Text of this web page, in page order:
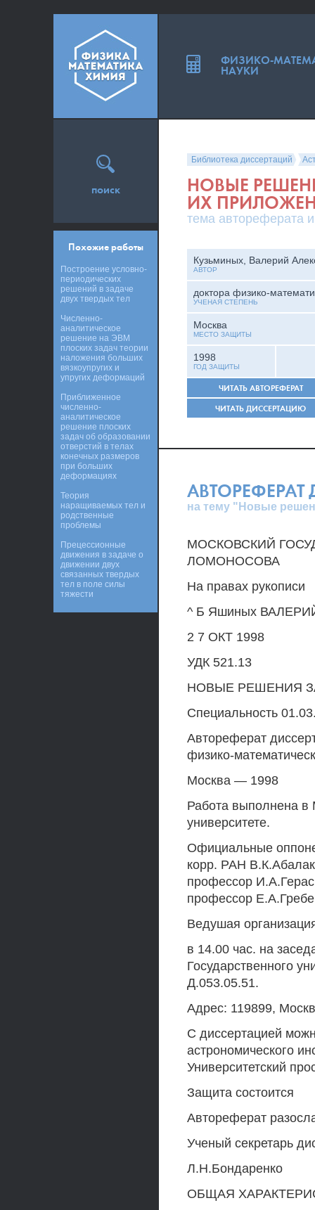
Библиотека диссертаций
НОВЫЕ
ИХ
тема автореферата
Кузьминых, Валерий
АВТОР
доктора физико-
УЧЕНАЯ СТЕПЕНЬ
Москва
МЕСТО ЗАЩИТЫ
1998
ГОД ЗАЩИТЫ
ЧИТАТЬ АВТОРЕФЕРАТ
ЧИТАТЬ ДИССЕРТАЦИЮ
АВТОРЕФЕРАТ
на тему "Новые
МОСКОВСКИЙ
ЛОМОНОСОВА
На правах рукописи
^ Б Яшиных
2 7 ОКТ 1998
УДК 521.13
НОВЫЕ РЕШЕНИЯ
Специальность
Автореферат
физико-
Москва — 1998
Работа выполнена в
университете.
Официальные
корр. РАН
профессор
профессор
Ведушая
в 14.00 час. на
Государственного
Д.053.05.51.
Адрес: 119899,
С диссертацией
астрономического
Университетский
Защита состоится
Автореферат
Ученый секретарь
Л.Н.Бондаренко
ОБЩАЯ
поиск
Похожие работы
Построение условно-
периодических
решений в задаче
двух твердых тел
Численно-
аналитическое
решение на ЭВМ
плоских задач теории
наложения больших
вязкоупругих и
упругих деформаций
Приближенное
численно-
аналитическое
решение плоских
задач об образовании
отверстий в телах
конечных размеров
при больших
деформациях
Теория
наращиваемых тел и
родственные
проблемы
Прецессионные
движения в задаче о
движении двух
связанных твердых
тел в поле силы
тяжести
ФИЗИКО-
НАУКИ